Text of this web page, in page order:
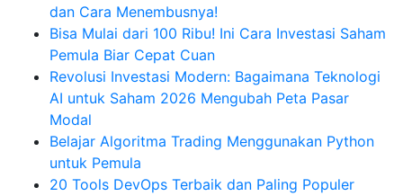
dan Cara Menembusnya!
Bisa Mulai dari 100 Ribu! Ini Cara Investasi Saham
Pemula Biar Cepat Cuan
Revolusi Investasi Modern: Bagaimana Teknologi
AI untuk Saham 2026 Mengubah Peta Pasar
Modal
Belajar Algoritma Trading Menggunakan Python
untuk Pemula
20 Tools DevOps Terbaik dan Paling Populer